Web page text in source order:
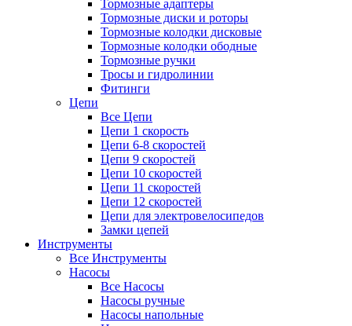
Тормозные адаптеры
Тормозные диски и роторы
Тормозные колодки дисковые
Тормозные колодки ободные
Тормозные ручки
Тросы и гидролинии
Фитинги
Цепи
Все Цепи
Цепи 1 скорость
Цепи 6-8 скоростей
Цепи 9 скоростей
Цепи 10 скоростей
Цепи 11 скоростей
Цепи 12 скоростей
Цепи для электровелосипедов
Замки цепей
Инструменты
Все Инструменты
Насосы
Все Насосы
Насосы ручные
Насосы напольные